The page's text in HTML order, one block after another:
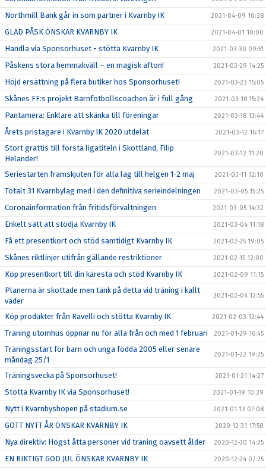
Northmill Bank går in som partner i Kvarnby IK 2021-04-09 10:28
GLAD PÅSK ÖNSKAR KVARNBY IK 2021-04-01 10:00
Handla via Sponsorhuset - stötta Kvarnby IK 2021-03-30 09:51
Påskens stora hemmakväll – en magisk afton! 2021-03-29 14:25
Höjd ersättning på flera butiker hos Sponsorhuset! 2021-03-23 15:05
Skånes FF:s projekt Barnfotbollscoachen är i full gång 2021-03-18 15:24
Pantamera: Enklare att skänka till föreningar 2021-03-18 13:44
Årets pristagare i Kvarnby IK 2020 utdelat 2021-03-12 16:17
Stort grattis till första ligatiteln i Skottland, Filip
Helander!
2021-03-12 11:20
Seriestarten framskjuten för alla lag till helgen 1-2 maj 2021-03-11 12:10
Totalt 31 Kvarnbylag med i den definitiva serieindelningen 2021-03-05 15:25
Coronainformation från fritidsförvaltningen 2021-03-05 14:32
Enkelt sätt att stödja Kvarnby IK 2021-03-04 11:18
Få ett presentkort och stöd samtidigt Kvarnby IK 2021-02-25 19:05
Skånes riktlinjer utifrån gällande restriktioner 2021-02-15 12:00
Köp presentkort till din käresta och stöd Kvarnby IK 2021-02-09 11:15
Planerna är skottade men tänk på detta vid träning i kallt
väder
2021-02-04 13:55
Köp produkter från Ravelli och stötta Kvarnby IK 2021-02-03 12:44
Träning utomhus öppnar nu för alla från och med 1 februari 2021-01-29 16:45
Träningsstart för barn och unga födda 2005 eller senare
måndag 25/1
2021-01-22 19:25
Träningsvecka på Sponsorhuset! 2021-01-21 14:27
Stötta Kvarnby IK via Sponsorhuset! 2021-01-19 10:39
Nytt i Kvarnbyshopen på stadium.se 2021-01-13 07:08
GOTT NYTT ÅR ÖNSKAR KVARNBY IK 2020-12-31 17:50
Nya direktiv: Högst åtta personer vid träning oavsett ålder 2020-12-30 14:25
EN RIKTIGT GOD JUL ÖNSKAR KVARNBY IK 2020-12-24 07:25